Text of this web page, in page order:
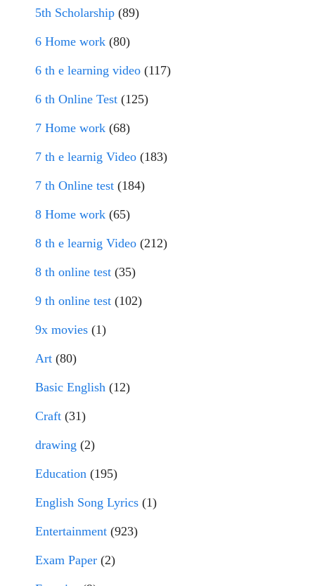
5th Scholarship (89)
6 Home work (80)
6 th e learning video (117)
6 th Online Test (125)
7 Home work (68)
7 th e learnig Video (183)
7 th Online test (184)
8 Home work (65)
8 th e learnig Video (212)
8 th online test (35)
9 th online test (102)
9x movies (1)
Art (80)
Basic English (12)
Craft (31)
drawing (2)
Education (195)
English Song Lyrics (1)
Entertainment (923)
Exam Paper (2)